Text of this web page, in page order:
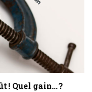
! Quel gain… ?